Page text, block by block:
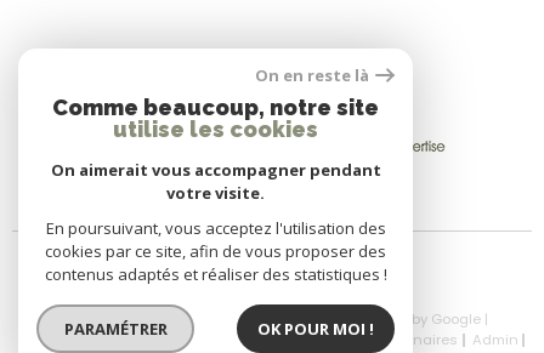
© 2026 | Tous droits réservés | Traduction powered by Google |
Nos Honoraires
Plan Du Site Mentions Légales Partenaires
Admin
On en reste là
Comme beaucoup, notre site
utilise les cookies
On aimerait vous accompagner pendant
votre visite.
En poursuivant, vous acceptez l'utilisation des
cookies par ce site, afin de vous proposer des
contenus adaptés et réaliser des statistiques !
PARAMÉTRER OK POUR MOI !